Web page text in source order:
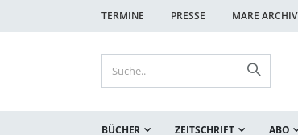
TERMINE PRESSE MARE ARCHIV
BÜCHER ZEITSCHRIFT ABO